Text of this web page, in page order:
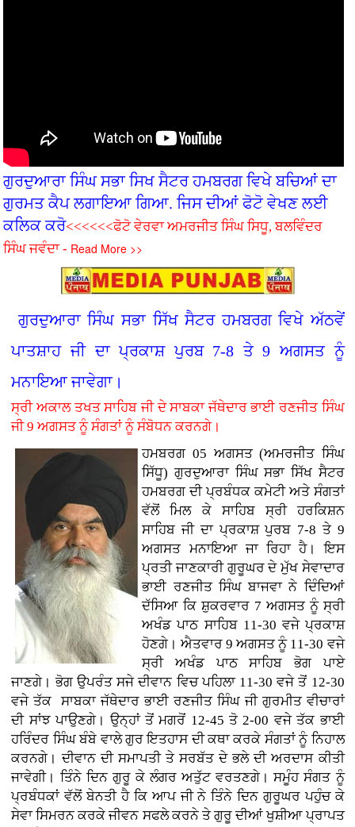
ਗੁਰਦੁਆਰਾ ਸਿੰਘ ਸਭਾ ਸਿਖ ਸੈਟਰ ਹਮਬਰਗ ਵਿਖੇ ਬਚ‌ਿਆਂ ਦਾ
ਗੁਰਮਤ ਕੈਪ ਲਗਾਇਆ ਗਿਆ. ਜਿਸ ਦੀਆਂ ਫੋਟੋ ਵੇਖਣ ਲਈ
ਕਲਿਕ ਕਰੋ<<<<<<ਫੋਟੋ ਵੇਰਵਾ ਅਮਰਜੀਤ ਸਿੰਘ ਸਿਧੂ, ਬਲਵਿੰਦਰ
ਸਿੰਘ ਜਵੰਦਾ - Read More >>
ਗੁਰਦੁਆਰਾ ਸਿੰਘ ਸਭਾ ਸਿੱਖ ਸੈਟਰ ਹਮਬਰਗ ਵਿਖੇ ਅੱਠਵੇਂ
ਪਾਤਸ਼ਾਹ ਜੀ ਦਾ ਪ੍ਰਕਾਸ਼ ਪੁਰਬ 7-8 ਤੇ 9 ਅਗਸਤ ਨੂੰ
ਮਨਾਇਆ ਜਾਵੇਗਾ।
ਸ੍ਰੀ ਅਕਾਲ ਤਖਤ ਸਾਹਿਬ ਜੀ ਦੇ ਸਾਬਕਾ ਜੱਥੇਦਾਰ ਭਾਈ ਰਣਜੀਤ ਸਿੰਘ
ਜੀ 9 ਅਗਸਤ ਨੂੰ ਸੰਗਤਾਂ ਨੂੰ ਸੰਬੋਧਨ ਕਰਨਗੇ।
ਹਮਬਰਗ 05 ਅਗਸਤ (ਅਮਰਜੀਤ ਸਿੰਘ
ਸਿੱਧੂ) ਗੁਰਦੁਆਰਾ ਸਿੰਘ ਸਭਾ ਸਿੱਖ ਸੈਟਰ
ਹਮਬਰਗ ਦੀ ਪ੍ਰਬੰਧਕ ਕਮੇਟੀ ਅਤੇ ਸੰਗਤਾਂ
ਵੱਲੋਂ ਮਿਲ ਕੇ ਸਾਹਿਬ ਸ੍ਰੀ ਹਰਕਿਸ਼ਨ
ਸਾਹਿਬ ਜੀ ਦਾ ਪ੍ਰਕਾਸ਼ ਪੁਰਬ 7-8 ਤੇ 9
ਅਗਸਤ ਮਨਾਇਆ ਜਾ ਰਿਹਾ ਹੈ। ਇਸ
ਪ੍ਰਤੀ ਜਾਣਕਾਰੀ ਗੁਰੂਘਰ ਦੇ ਮੁੱਖ ਸੇਵਾਦਾਰ
ਭਾਈ ਰਣਜੀਤ ਸਿੰਘ ਬਾਜਵਾ ਨੇ ਦਿੰਦਿਆਂ
ਦੱਸਿਆ ਕਿ ਸ਼ੁਕਰਵਾਰ 7 ਅਗਸਤ ਨੂੰ ਸ੍ਰੀ
ਅਖੰਡ ਪਾਠ ਸਾਹਿਬ 11-30 ਵਜੇ ਪ੍ਰਕਾਸ਼
ਹੋਣਗੇ। ਐਤਵਾਰ 9 ਅਗਸਤ ਨੂੰ 11-30 ਵਜੇ
ਸ੍ਰੀ ਅਖੰਡ ਪਾਠ ਸਾਹਿਬ ਭੋਗ ਪਾਏ
ਜਾਣਗੇ। ਭੋਗ ਉਪਰੰਤ ਸਜੇ ਦੀਵਾਨ ਵਿਚ ਪਹਿਲਾ 11-30 ਵਜੇ ਤੋਂ 12-30
ਵਜੇ ਤੱਕ ਸਾਬਕਾ ਜੱਥੇਦਾਰ ਭਾਈ ਰਣਜੀਤ ਸਿੰਘ ਜੀ ਗੁਰਮੀਤ ਵੀਚਾਰਾਂ
ਦੀ ਸਾਂਝ ਪਾਉਣਗੇ। ਉਨ੍ਹਾਂ ਤੋਂ ਮਗਰੋਂ 12-45 ਤੋ 2-00 ਵਜੇ ਤੱਕ ਭਾਈ
ਹਰਿੰਦਰ ਸਿੰਘ ਬੰਬੇ ਵਾਲੇ ਗੁਰ ਇਤਹਾਸ ਦੀ ਕਥਾ ਕਰਕੇ ਸੰਗਤਾਂ ਨੂੰ ਨਿਹਾਲ
ਕਰਨਗੇ। ਦੀਵਾਨ ਦੀ ਸਮਾਪਤੀ ਤੇ ਸਰਬੱਤ ਦੇ ਭਲੇ ਦੀ ਅਰਦਾਸ ਕੀਤੀ
ਜਾਵੇਗੀ। ਤਿੰਨੇ ਦਿਨ ਗੁਰੂ ਕੇ ਲੰਗਰ ਅਤੁੱਟ ਵਰਤਣਗੇ। ਸਮੂੰਹ ਸੰਗਤ ਨੂੰ
ਪ੍ਰਬੰਧਕਾਂ ਵੱਲੋਂ ਬੇਨਤੀ ਹੈ ਕਿ ਆਪ ਜੀ ਨੇ ਤਿੰਨੇ ਦਿਨ ਗੁਰੂਘਰ ਪਹੁੰਚ ਕੇ
ਸੇਵਾ ਸਿਮਰਨ ਕਰਕੇ ਜੀਵਨ ਸਫਲੇ ਕਰਨੇ ਤੇ ਗੁਰੂ ਦੀਆਂ ਖੁਸ਼ੀਆ ਪ੍ਰਾਪਤ